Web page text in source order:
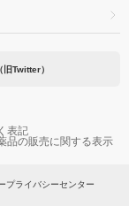
旧Twitter）
表記
品の販売に関する表示
プライバシーセンター